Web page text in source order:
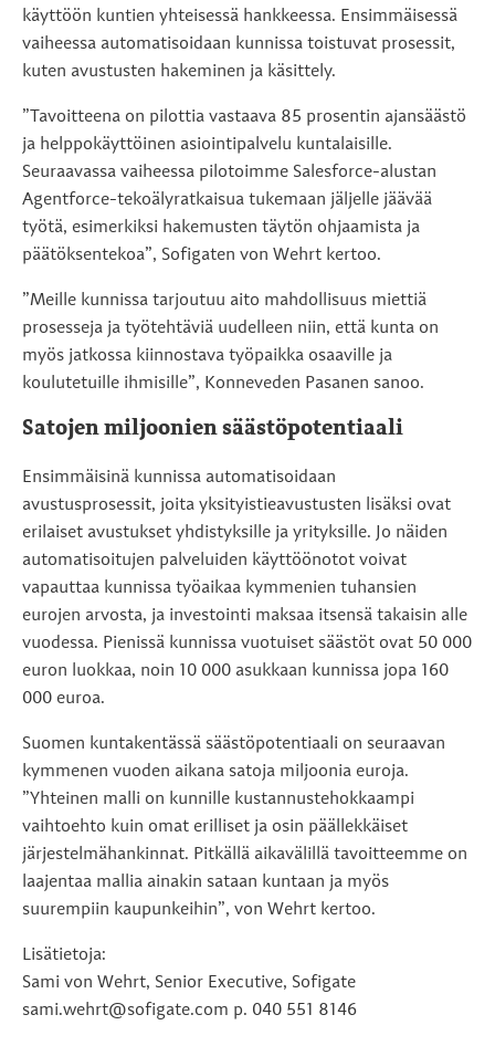
käyttöön kuntien yhteisessä hankkeessa. Ensimmäisessä
vaiheessa automatisoidaan kunnissa toistuvat prosessit,
kuten avustusten hakeminen ja käsittely.
”Tavoitteena on pilottia vastaava 85 prosentin ajansäästö
ja helppokäyttöinen asiointipalvelu kuntalaisille.
Seuraavassa vaiheessa pilotoimme Salesforce-alustan
Agentforce-tekoälyratkaisua tukemaan jäljelle jäävää
työtä, esimerkiksi hakemusten täytön ohjaamista ja
päätöksentekoa”, Sofigaten von Wehrt kertoo.
”Meille kunnissa tarjoutuu aito mahdollisuus miettiä
prosesseja ja työtehtäviä uudelleen niin, että kunta on
myös jatkossa kiinnostava työpaikka osaaville ja
koulutetuille ihmisille”, Konneveden Pasanen sanoo.
Satojen miljoonien säästöpotentiaali
Ensimmäisinä kunnissa automatisoidaan
avustusprosessit, joita yksityistieavustusten lisäksi ovat
erilaiset avustukset yhdistyksille ja yrityksille. Jo näiden
automatisoitujen palveluiden käyttöönotot voivat
vapauttaa kunnissa työaikaa kymmenien tuhansien
eurojen arvosta, ja investointi maksaa itsensä takaisin alle
vuodessa. Pienissä kunnissa vuotuiset säästöt ovat 50 000
euron luokkaa, noin 10 000 asukkaan kunnissa jopa 160
000 euroa.
Suomen kuntakentässä säästöpotentiaali on seuraavan
kymmenen vuoden aikana satoja miljoonia euroja.
”Yhteinen malli on kunnille kustannustehokkaampi
vaihtoehto kuin omat erilliset ja osin päällekkäiset
järjestelmähankinnat. Pitkällä aikavälillä tavoitteemme on
laajentaa mallia ainakin sataan kuntaan ja myös
suurempiin kaupunkeihin”, von Wehrt kertoo.
Lisätietoja:
Sami von Wehrt, Senior Executive, Sofigate
sami.wehrt@sofigate.com p. 040 551 8146